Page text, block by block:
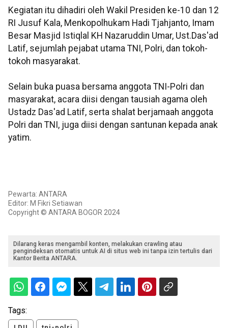
Kegiatan itu dihadiri oleh Wakil Presiden ke-10 dan 12
RI Jusuf Kala, Menkopolhukam Hadi Tjahjanto, Imam
Besar Masjid Istiqlal KH Nazaruddin Umar, Ust.Das'ad
Latif, sejumlah pejabat utama TNI, Polri, dan tokoh-
tokoh masyarakat.
Selain buka puasa bersama anggota TNI-Polri dan
masyarakat, acara diisi dengan tausiah agama oleh
Ustadz Das'ad Latif, serta shalat berjamaah anggota
Polri dan TNI, juga diisi dengan santunan kepada anak
yatim.
Pewarta: ANTARA
Editor: M Fikri Setiawan
Copyright © ANTARA BOGOR 2024
Dilarang keras mengambil konten, melakukan crawling atau
pengindeksan otomatis untuk AI di situs web ini tanpa izin tertulis dari
Kantor Berita ANTARA.
Tags: